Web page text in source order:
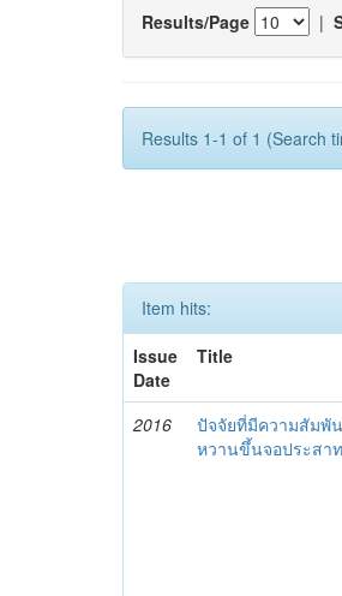
Results/Page |
Results 1-1 of 1 (Search
Item hits:
Issue
Date
Title
2016
ปัจจัยที่มีความสัมพั
หวานขึ้นจอประสา